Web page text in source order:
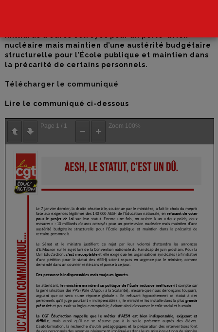
nucléaire mais maintien d’une austérité budgétaire
structurelle pour l’École publique et maintien dans
la précarité de certains personnels.
Télécharger le communiqué
Lire le communiqué ci-dessous
Page 1 / 1 Zoom 100%